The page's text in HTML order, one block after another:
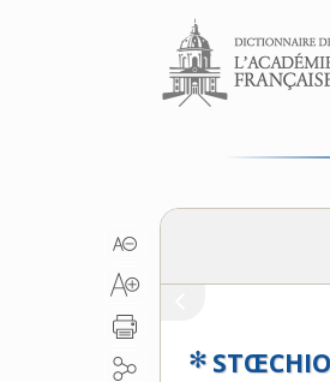
Aller au contenu
✻